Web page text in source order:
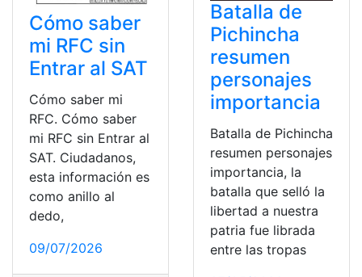
Cómo saber
mi RFC sin
Entrar al SAT
Cómo saber mi
RFC. Cómo saber
mi RFC sin Entrar al
SAT. Ciudadanos,
esta información es
como anillo al
dedo,
09/07/2026
Batalla de
Pichincha
resumen
personajes
importancia
Batalla de Pichincha
resumen personajes
importancia, la
batalla que selló la
libertad a nuestra
patria fue librada
entre las tropas